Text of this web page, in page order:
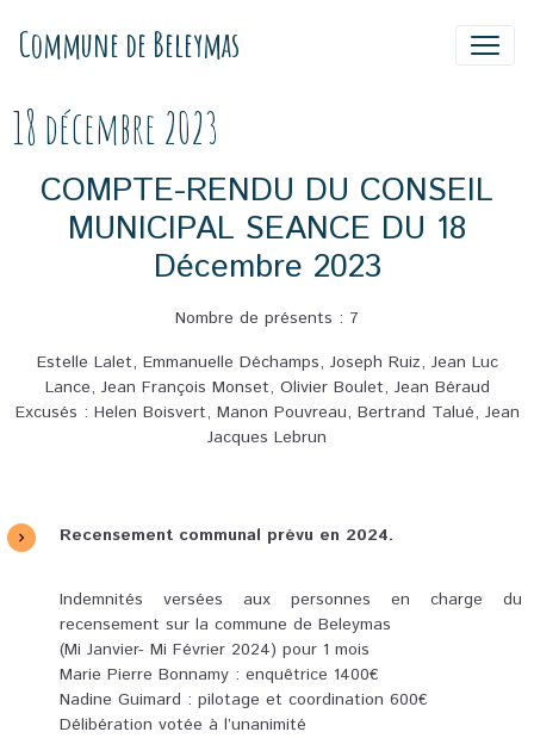
Commune de Beleymas
18 décembre 2023
COMPTE-RENDU DU CONSEIL
MUNICIPAL SEANCE DU 18
Décembre 2023
Nombre de présents : 7
Estelle Lalet, Emmanuelle Déchamps, Joseph Ruiz, Jean Luc
Lance, Jean François Monset, Olivier Boulet, Jean Béraud
Excusés : Helen Boisvert, Manon Pouvreau, Bertrand Talué, Jean
Jacques Lebrun
Recensement communal prévu en 2024.
Indemnités versées aux personnes en charge du
recensement sur la commune de Beleymas
(Mi Janvier- Mi Février 2024) pour 1 mois
Marie Pierre Bonnamy : enquêtrice 1400€
Nadine Guimard : pilotage et coordination 600€
Délibération votée à l’unanimité